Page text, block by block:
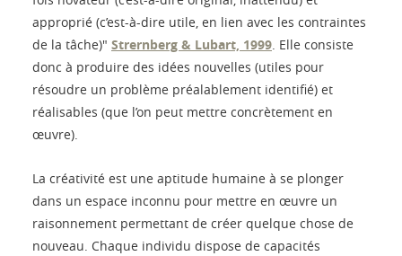
approprié (c’est-à-dire utile, en lien avec les contraintes
de la tâche)" Strernberg & Lubart, 1999. Elle consiste
donc à produire des idées nouvelles (utiles pour
résoudre un problème préalablement identifié) et
réalisables (que l’on peut mettre concrètement en
œuvre).
La créativité est une aptitude humaine à se plonger
dans un espace inconnu pour mettre en œuvre un
raisonnement permettant de créer quelque chose de
nouveau. Chaque individu dispose de capacités